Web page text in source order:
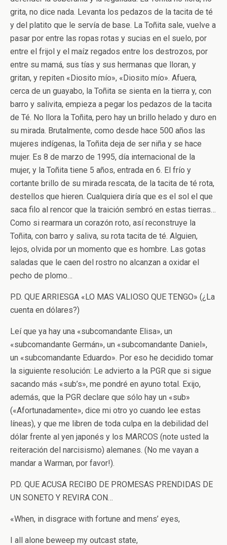
grita, no dice nada. Levanta los pedazos de la tacita de té
y del platito que le servía de base. La Toñita sale, vuelve a
pasar por entre las ropas rotas y sucias en el suelo, por
entre el frijol y el maíz regados entre los destrozos, por
entre su mamá, sus tías y sus hermanas que lloran, y
gritan, y repiten «Diosito mío», «Diosito mío». Afuera,
cerca de un guayabo, la Toñita se sienta en la tierra y, con
barro y salivita, empieza a pegar los pedazos de la tacita
de Té. No llora la Toñita, pero hay un brillo helado y duro en
su mirada. Brutalmente, como desde hace 500 años las
mujeres indígenas, la Toñita deja de ser niña y se hace
mujer. Es 8 de marzo de 1995, día internacional de la
mujer, y la Toñita tiene 5 años, entrada en 6. El frío y
cortante brillo de su mirada rescata, de la tacita de té rota,
destellos que hieren. Cualquiera diría que es el sol el que
saca filo al rencor que la traición sembró en estas tierras…
Como si rearmara un corazón roto, así reconstruye la
Toñita, con barro y saliva, su rota tacita de té. Alguien,
lejos, olvida por un momento que es hombre. Las gotas
saladas que le caen del rostro no alcanzan a oxidar el
pecho de plomo…
P.D. QUE ARRIESGA «LO MAS VALIOSO QUE TENGO» (¿La
cuenta en dólares?)
Leí que ya hay una «subcomandante Elisa», un
«subcomandante Germán», un «subcomandante Daniel»,
un «subcomandante Eduardo». Por eso he decidido tomar
la siguiente resolución: Le advierto a la PGR que si sigue
sacando más «sub’s», me pondré en ayuno total. Exijo,
además, que la PGR declare que sólo hay un «sub»
(«Afortunadamente», dice mi otro yo cuando lee estas
líneas), y que me libren de toda culpa en la debilidad del
dólar frente al yen japonés y los MARCOS (note usted la
reiteración del narcisismo) alemanes. (No me vayan a
mandar a Warman, por favor!).
P.D. QUE ACUSA RECIBO DE PROMESAS PRENDIDAS DE
UN SONETO Y REVIRA CON…
«When, in disgrace with fortune and mens’ eyes,
I all alone beweep my outcast state,